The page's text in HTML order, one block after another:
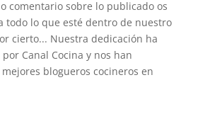
comentario sobre lo publicado os
todo lo que esté dentro de nuestro
cierto... Nuestra dedicación ha
Canal Cocina y nos han
blogueros cocineros en